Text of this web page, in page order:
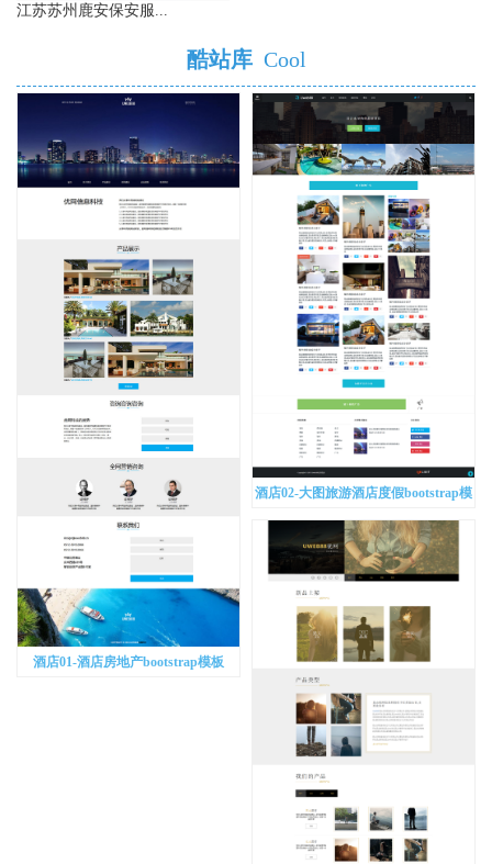
江苏苏州鹿安保安服...
酷站库 Cool
酒店01-酒店房地产bootstrap模板
酒店02-大图旅游酒店度假bootstrap模
板